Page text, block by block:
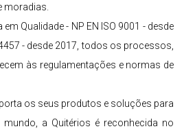
moradias.
Qualidade - NP EN ISO 9001 - desde
- desde 2017, todos os processos,
às regulamentações e normas de
os seus produtos e soluções para
a Quitérios é reconhecida no